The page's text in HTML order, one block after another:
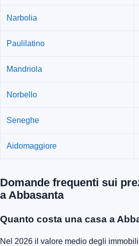
Narbolia
Paulilatino
Mandriola
Norbello
Seneghe
Aidomaggiore
Domande frequenti sui
a Abbasanta
Quanto costa una casa a
Nel 2026 il valore medio degli